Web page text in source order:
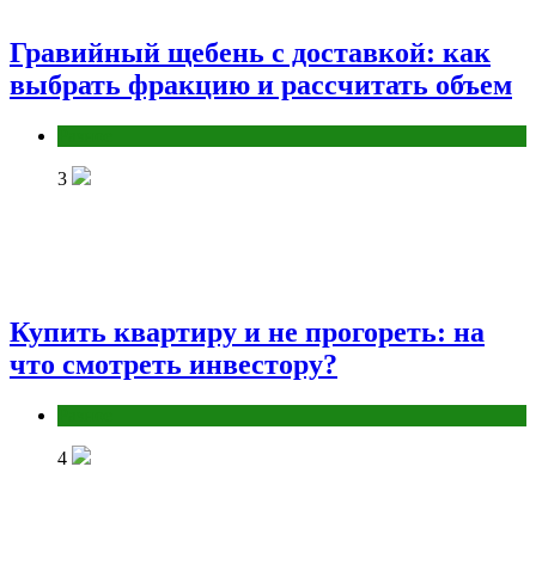
Гравийный щебень с доставкой: как
выбрать фракцию и рассчитать объем
3
Купить квартиру и не прогореть: на
что смотреть инвестору?
4